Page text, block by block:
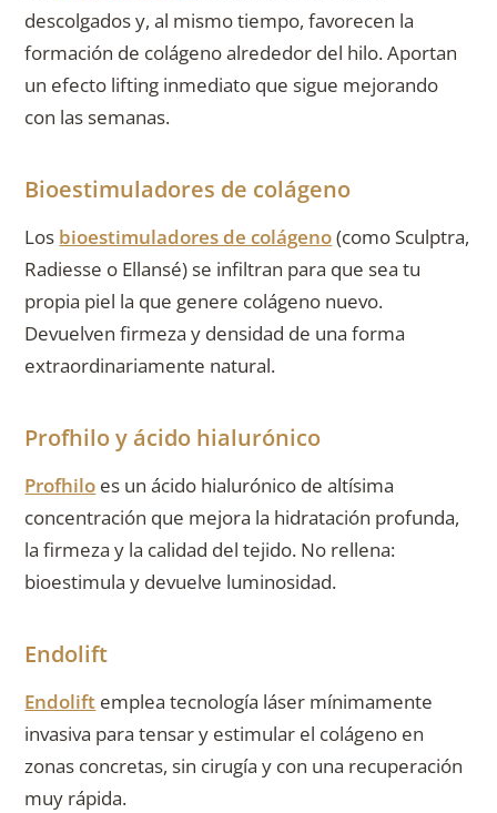
descolgados y, al mismo tiempo, favorecen la
formación de colágeno alrededor del hilo. Aportan
un efecto lifting inmediato que sigue mejorando
con las semanas.
Bioestimuladores de colágeno
Los bioestimuladores de colágeno(como Sculptra,
Radiesse o Ellansé) se infiltran para que sea tu
propia piel la que genere colágeno nuevo.
Devuelven firmeza y densidad de una forma
extraordinariamente natural.
Profhilo y ácido hialurónico
Profhilo es un ácido hialurónico de altísima
concentración que mejora la hidratación profunda,
la firmeza y la calidad del tejido. No rellena:
bioestimula y devuelve luminosidad.
Endolift
Endolift emplea tecnología láser mínimamente
invasiva para tensar y estimular el colágeno en
zonas concretas, sin cirugía y con una recuperación
muy rápida.